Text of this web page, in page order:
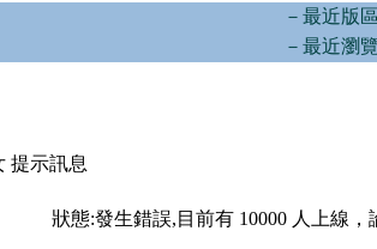
－最近版
－最近瀏
提示訊息
狀態:發生錯誤,目前有 10000 人上線